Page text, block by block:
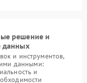
решение и
данных
и инструментов,
данными:
и